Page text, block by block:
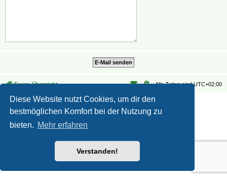
Diese Website nutzt Cookies, um dir den
bestmöglichen Komfort bei der Nutzung zu
bieten. Mehr erfahren
Verstanden!
Foren-Übersicht Alle Zeiten sindUTC+02:00
Datenschutz|Nutzungsbedingungen